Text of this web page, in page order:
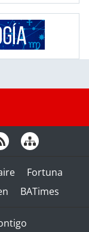
Fortuna
BATimes